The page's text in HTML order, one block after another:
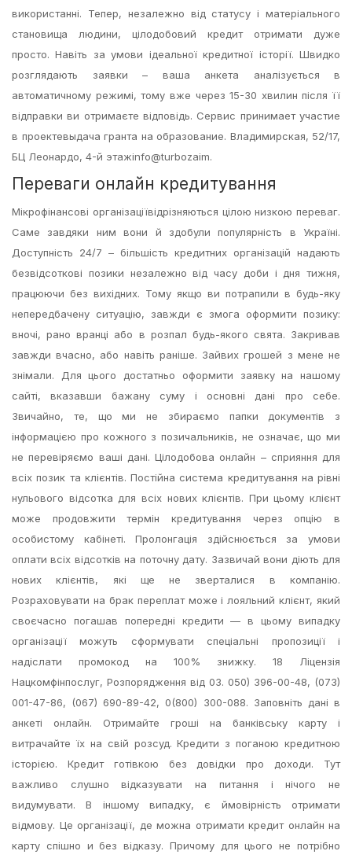
використанні. Тепер, незалежно від статусу і матеріального
становища людини, цілодобовий кредит отримати дуже
просто. Навіть за умови ідеальної кредитної історії. Швидко
розглядають заявки – ваша анкета аналізується в
автоматичному режимі, тому вже через 15-30 хвилин після її
відправки ви отримаєте відповідь. Сервис принимает участие
в проектевыдача гранта на образование. Владимирская, 52/17,
БЦ Леонардо, 4-й этажinfo@turbozaim.
Переваги онлайн кредитування
Мікрофінансові організаціївідрізняються цілою низкою переваг.
Саме завдяки ним вони й здобули популярність в Україні.
Доступність 24/7 – більшість кредитних організацій надають
безвідсоткові позики незалежно від часу доби і дня тижня,
працюючи без вихідних. Тому якщо ви потрапили в будь-яку
непередбачену ситуацію, завжди є змога оформити позику:
вночі, рано вранці або в розпал будь-якого свята. Закривав
завжди вчасно, або навіть раніше. Зайвих грошей з мене не
знімали. Для цього достатньо оформити заявку на нашому
сайті, вказавши бажану суму і основні дані про себе.
Звичайно, те, що ми не збираємо папки документів з
інформацією про кожного з позичальників, не означає, що ми
не перевіряємо ваші дані. Цілодобова онлайн – сприяння для
всіх позик та клієнтів. Постійна система кредитування на рівні
нульового відсотка для всіх нових клієнтів. При цьому клієнт
може продовжити термін кредитування через опцію в
особистому кабінеті. Пролонгація здійснюється за умови
оплати всіх відсотків на поточну дату. Зазвичай вони діють для
нових клієнтів, які ще не зверталися в компанію.
Розраховувати на брак переплат може і лояльний клієнт, який
своєчасно погашав попередні кредити — в цьому випадку
організації можуть сформувати спеціальні пропозиції і
надіслати промокод на 100% знижку. 18 Ліцензія
Нацкомфінпослуг, Розпорядження від 03. 050) 396-00-48, (073)
001-47-86, (067) 690-89-42, 0(800) 300-088. Заповніть дані в
анкеті онлайн. Отримайте гроші на банківську карту і
витрачайте їх на свій розсуд. Кредити з поганою кредитною
історією. Кредит готівкою без довідки про доходи. Тут
важливо слушно відказувати на питання і нічого не
видумувати. В іншому випадку, є ймовірність отримати
відмову. Це організації, де можна отримати кредит онлайн на
карту спішно и без відказу. Причому для цього не потрібно